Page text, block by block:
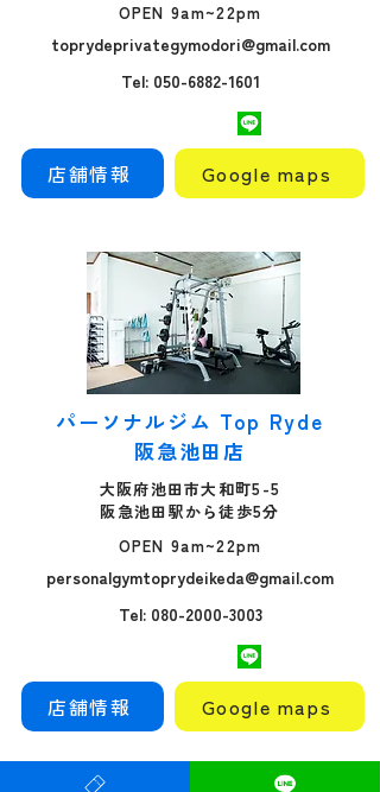
OPEN 9am~22pm
toprydeprivategymodori@gmail.com
Tel: 050-6882-1601
店舗情報 Google maps
パーソナルジム Top Ryde
阪急池田店
大阪府池田市大和町5-5
阪急池田駅から徒歩5分
OPEN 9am~22pm
personalgymtoprydeikeda@gmail.com
Tel: 080-2000-3003
店舗情報 Google maps